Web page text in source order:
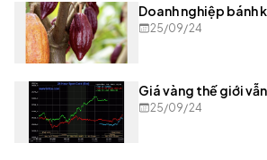
Doanh nghiệp bánh
25/09/24
Giá vàng thế giới
25/09/24